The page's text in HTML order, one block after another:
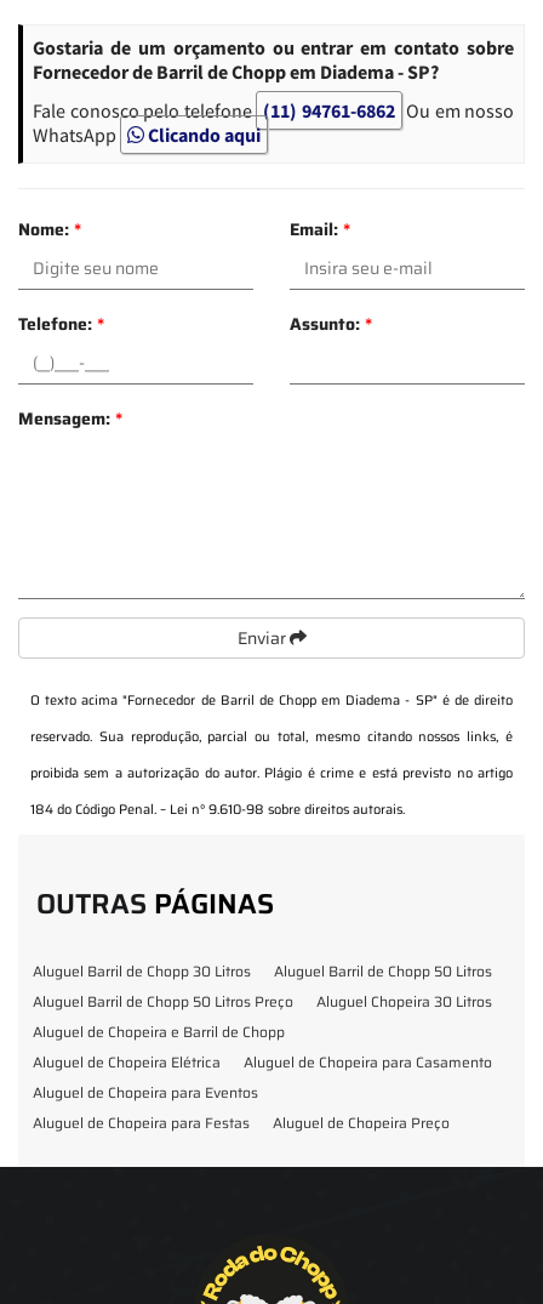
Gostaria de um orçamento ou entrar em contato sobre
Fornecedor de Barril de Chopp em Diadema - SP?
Fale conosco pelo telefone (11) 94761-6862 Ou em nosso
WhatsApp
Clicando aqui
Nome:* Email:*
Telefone:* Assunto:*
Mensagem:*
Enviar
O texto acima "Fornecedor de Barril de Chopp em Diadema - SP" é de direito
reservado. Sua reprodução, parcial ou total, mesmo citando nossos links, é
proibida sem a autorização do autor. Plágio é crime e está previsto no artigo
184 do Código Penal. – Lei n° 9.610-98 sobre direitos autorais.
OUTRAS PÁGINAS
Aluguel Barril de Chopp 30 Litros
Aluguel Barril de Chopp 50 Litros
Aluguel Barril de Chopp 50 Litros Preço
Aluguel Chopeira 30 Litros
Aluguel de Chopeira e Barril de Chopp
Aluguel de Chopeira Elétrica
Aluguel de Chopeira para Casamento
Aluguel de Chopeira para Eventos
Aluguel de Chopeira para Festas
Aluguel de Chopeira Preço
Chopp Festas e Eventos
Chopp Pilsen
Fornecedor Barril de Chopp